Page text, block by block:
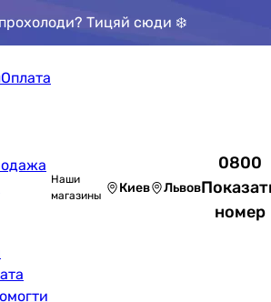
Тицяй сюди ❄️
Оплата
Наши
магазины
Киев Львов
0800
номер